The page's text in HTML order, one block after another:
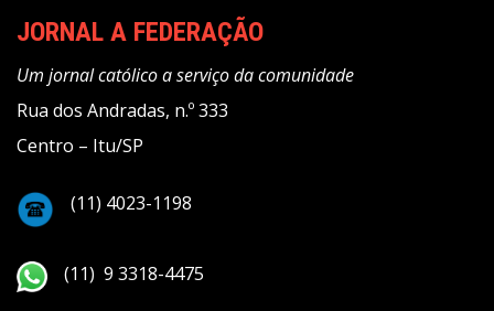
JORNAL A FEDERAÇÃO
Um jornal católico a serviço da comunidade
Rua dos Andradas, n.º 333
Centro – Itu/SP
(11) 4023-1198
(11) 9 3318-4475